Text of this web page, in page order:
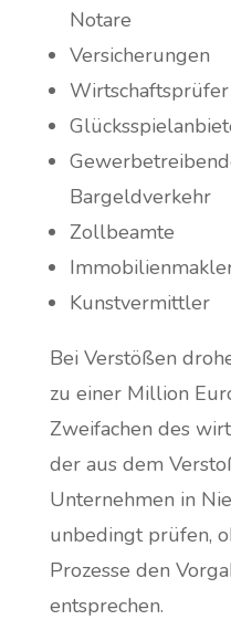
Notare
Versicherungen
Wirtschaftsprüfer
Bargeldverkehr
Zollbeamte
Kunstvermittler
Bei Verstößen
zu einer Million
Zweifachen des
der aus dem
Unternehmen in
unbedingt prüfen,
Prozesse den
entsprechen.